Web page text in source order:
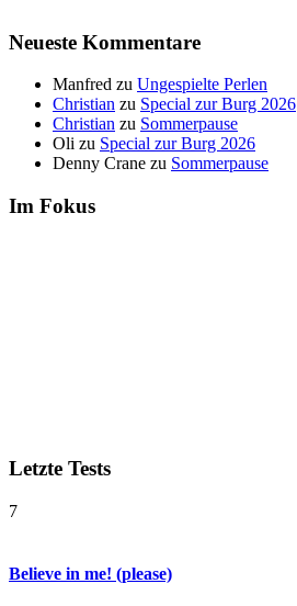
Neueste Kommentare
Manfred zu Ungespielte Perlen
Christian zu Special zur Burg 2026
Christian zu Sommerpause
Oli zu Special zur Burg 2026
Denny Crane zu Sommerpause
Im Fokus
Letzte Tests
7
Believe in me! (please)